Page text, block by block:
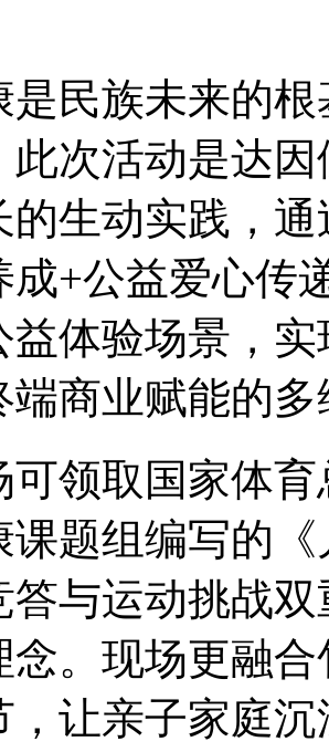
是民族未来的
此次活动是达
的生动实践，
成+公益爱心传
益体验场景，
端商业赋能的
可领取国家体
课题组编写的
答与运动挑战
念。现场更融
，让亲子家庭